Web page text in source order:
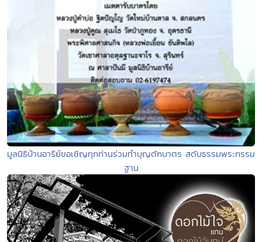
มูลนิธิบ้านอารีย์ขอเชิญทุกท่านร่วมทำบุญตักบาตร สดับธรรมพระกรรม
ฐาน